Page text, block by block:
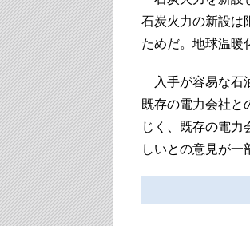
石炭火力の新設は
ためだ。地球温暖
入手が容易な石
既存の電力会社と
じく、既存の電力
しいとの意見が一